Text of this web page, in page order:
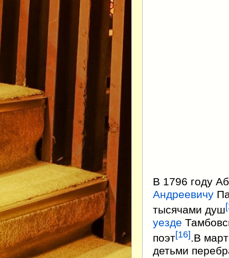
В 1796 году
Андреевичу
тысячами душ[
уезде
поэт[16] .В
детьми